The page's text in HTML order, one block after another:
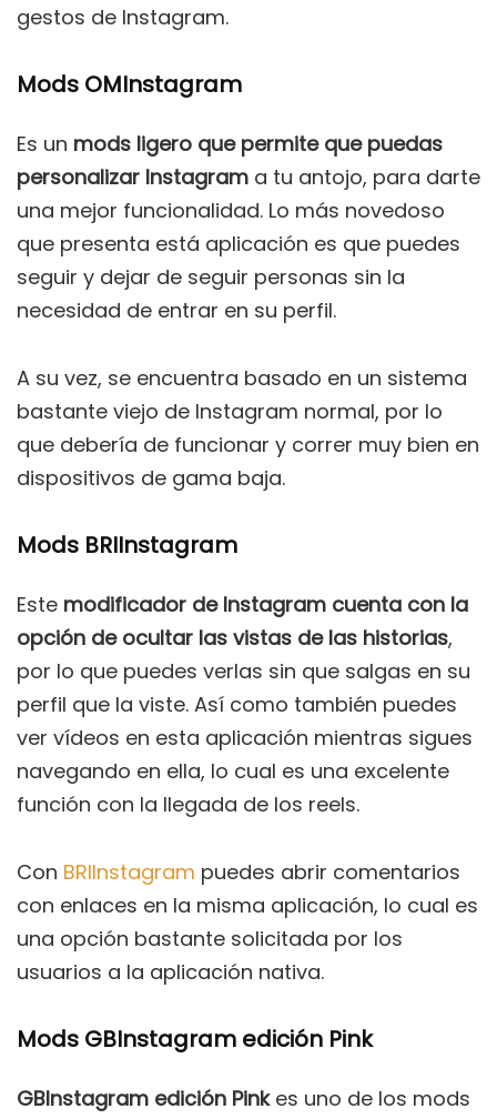
gestos de Instagram.
Mods OMInstagram
Es un mods ligero que permite que puedas
personalizar Instagram a tu antojo, para darte
una mejor funcionalidad. Lo más novedoso
que presenta está aplicación es que puedes
seguir y dejar de seguir personas sin la
necesidad de entrar en su perfil.
A su vez, se encuentra basado en un sistema
bastante viejo de Instagram normal, por lo
que debería de funcionar y correr muy bien en
dispositivos de gama baja.
Mods BRIInstagram
Este modificador de Instagram cuenta con la
opción de ocultar las vistas de las historias,
por lo que puedes verlas sin que salgas en su
perfil que la viste. Así como también puedes
ver vídeos en esta aplicación mientras sigues
navegando en ella, lo cual es una excelente
función con la llegada de los reels.
Con BRIInstagram puedes abrir comentarios
con enlaces en la misma aplicación, lo cual es
una opción bastante solicitada por los
usuarios a la aplicación nativa.
Mods GBInstagram edición Pink
GBInstagram edición Pinkes uno de los mods